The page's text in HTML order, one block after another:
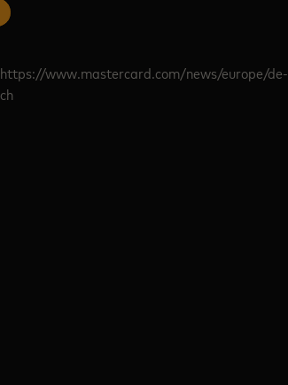
https://www.mastercard.com/news/europe/de-
ch